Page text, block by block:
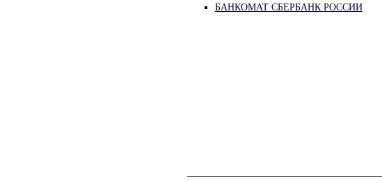
БАНКОМАТ СБЕРБАНК РОССИИ